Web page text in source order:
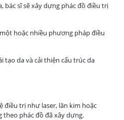
bác sĩ sẽ xây dựng phác đồ điều trị
hoặc nhiều phương pháp điều
tạo da và cải thiện cấu trúc da
điều trị như laser, lăn kim hoặc
theo phác đồ đã xây dựng.